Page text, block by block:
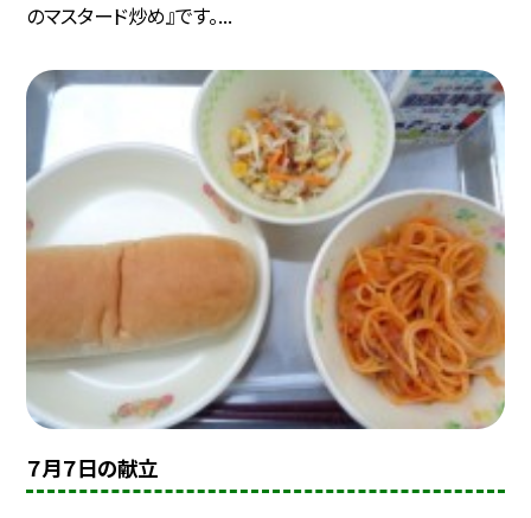
のマスタード炒め』です。...
７月７日の献立